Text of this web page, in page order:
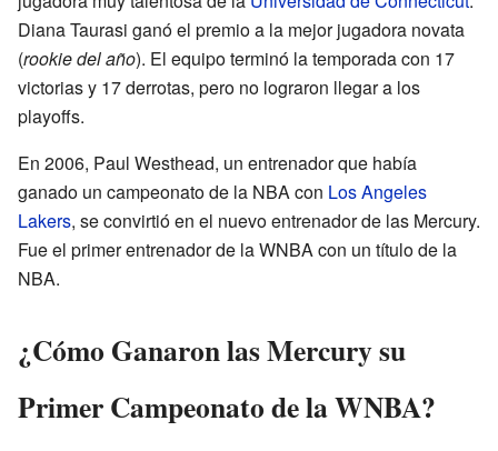
Diana Taurasi ganó el premio a la mejor jugadora novata
(rookie del año). El equipo terminó la temporada con 17
victorias y 17 derrotas, pero no lograron llegar a los
playoffs.
En 2006, Paul Westhead, un entrenador que había
ganado un campeonato de la NBA con Los Angeles
Lakers, se convirtió en el nuevo entrenador de las Mercury.
Fue el primer entrenador de la WNBA con un título de la
NBA.
¿Cómo Ganaron las Mercury su
Primer Campeonato de la WNBA?